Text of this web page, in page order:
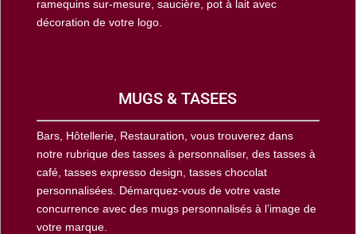
ramequins sur-mesure, saucière, pot à lait avec
décoration de votre logo.
MUGS & TASEES
Bars, Hôtellerie, Restauration, vous trouverez dans
notre rubrique des tasses à personnaliser, des tasses à
café, tasses expresso design, tasses chocolat
personnalisées. Démarquez-vous de votre vaste
concurrence avec des mugs personnalisés à l’image de
votre marque.